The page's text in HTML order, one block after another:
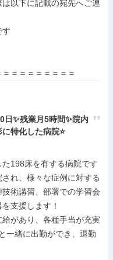
以下に記載の宛先へご連
す
＝＝＝＝＝＝＝＝
日✨残業月5時間✨院内
特化した病院⭐
198床を有する病院です
れ、様々な症例に対する
術講習、部署での学習会
支援します！
があり、各種手当が充実
一緒に出勤ができ、退勤